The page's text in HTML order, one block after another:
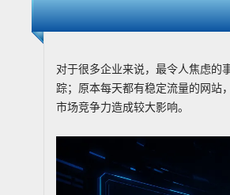
对于很多企业来说，最令人焦虑的
踪；原本每天都有稳定流量的网站
市场竞争力造成较大影响。